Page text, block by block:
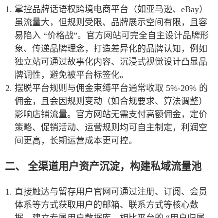
掌控品牌话语权跨境电商平台（如亚马逊、eBay）
虽流量大，但规则受限、品牌展示空间有限，且容
易陷入 “价格战”。官方网站可完全自主设计品牌形
象、传递品牌理念，打造差异化的品牌认知，例如
独立站可通过故事化内容、沉浸式视觉设计凸显品
牌调性，避免被平台标签化。
摆脱平台规则与佣金束缚平台通常收取 5%-20% 的
佣金，且会因规则变动（如合规要求、算法调整）
影响店铺流量。官方网站无需支付高额佣金，定价
策略、促销活动、运营规则均可自主制定，利润空
间更高，长期运营成本更可控。
二、 全渠道用户资产沉淀，构建私域流量池
直接触达与留存用户官网可通过注册、订阅、会员
体系等方式获取用户的邮箱、联系方式等核心数